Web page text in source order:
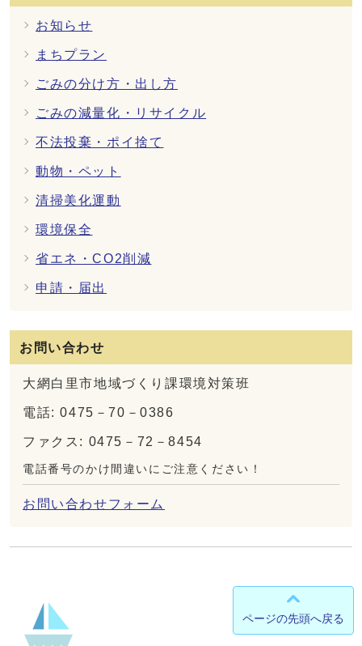
お知らせ
まちプラン
ごみの分け方・出し方
ごみの減量化・リサイクル
不法投棄・ポイ捨て
動物・ペット
清掃美化運動
環境保全
省エネ・CO2削減
申請・届出
お問い合わせ
大網白里市地域づくり課環境対策班
電話: 0475－70－0386
ファクス: 0475－72－8454
電話番号のかけ間違いにご注意ください！
お問い合わせフォーム
ページの先頭へ戻る